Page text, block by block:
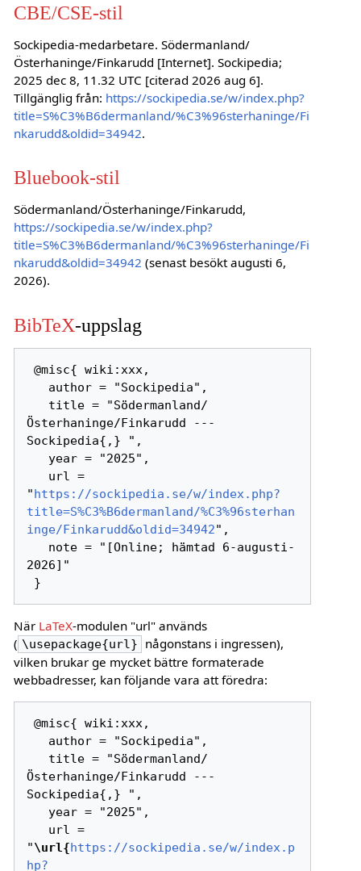
CBE/CSE-stil
Sockipedia-medarbetare. Södermanland/
Österhaninge/Finkarudd [Internet]. Sockipedia;
2025 dec 8, 11.32 UTC [citerad 2026 aug 6].
Tillgänglig från: https://sockipedia.se/w/index.php?
title=S%C3%B6dermanland/%C3%96sterhaninge/Fi
nkarudd&oldid=34942.
Bluebook-stil
Södermanland/Österhaninge/Finkarudd,
https://sockipedia.se/w/index.php?
title=S%C3%B6dermanland/%C3%96sterhaninge/Fi
nkarudd&oldid=34942 (senast besökt augusti 6,
2026).
BibTeX-uppslag
@misc{ wiki:xxx,
Österhaninge/Finkarudd ---
Sockipedia{,} ",
"https://sockipedia.se/w/index.php?
title=S%C3%B6dermanland/%C3%96sterhan
inge/Finkarudd&oldid=34942",
2026]"
När LaTeX-modulen "url" används
( \usepackage{url}
någonstans i ingressen),
vilken brukar ge mycket bättre formaterade
webbadresser, kan följande vara att föredra:
@misc{ wiki:xxx,
Österhaninge/Finkarudd ---
Sockipedia{,} ",
"\url{https://sockipedia.se/w/index.p
hp?